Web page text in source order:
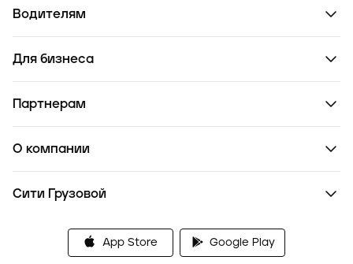
Водителям
Для бизнеса
Партнерам
О компании
Сити Грузовой
App Store Google Play